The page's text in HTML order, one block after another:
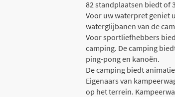
82 standplaatsen biedt of
Voor uw waterpret geniet
waterglijbanen van de
Voor sportliefhebbers
camping. De camping
ping-pong en kanoën.
De camping biedt
Eigenaars van
op het terrein.